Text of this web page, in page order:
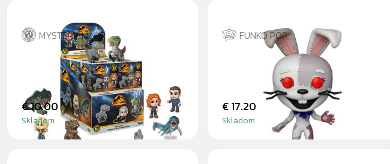
MYSTERY MINIS
JURSKÝ SVĚT - BLINDBOX
€ 10.00
Skladom
FUNKO POP
€ 17.20
Skladom